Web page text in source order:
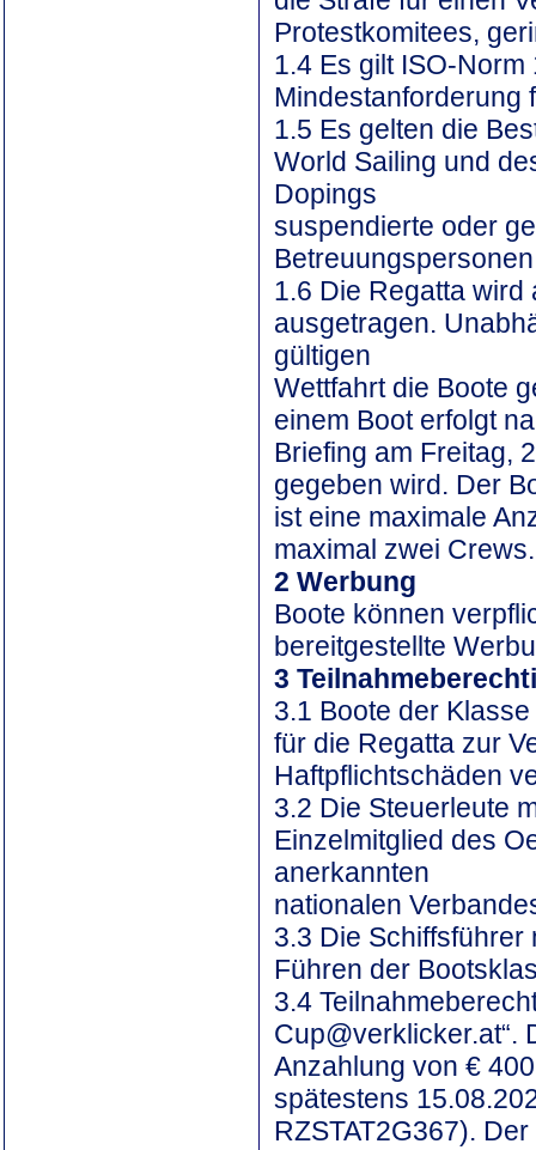
Protestkomitees,
1.4 Es gilt ISO-
Mindestanforderung
1.5 Es gelten die
World Sailing und
Dopings
suspendierte oder
1.6 Die Regatta
ausgetragen.
gültigen
Wettfahrt die Boote
einem Boot erfolgt
Briefing am Freitag,
gegeben wird. Der
ist eine maximale
maximal zwei Crews.
2 Werbung
Boote können
bereitgestellte
3
3.1 Boote der
für die Regatta zur
Haftpflichtschäden
3.2 Die Steuerleute
Einzelmitglied des
anerkannten
nationalen
3.3 Die
Führen der
3.4
Cup@verklicker.at“.
Anzahlung von €
spätestens
RZSTAT2G367).